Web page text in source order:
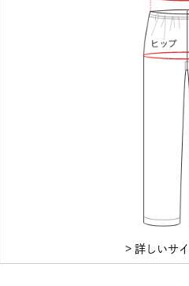
> 詳しいサ